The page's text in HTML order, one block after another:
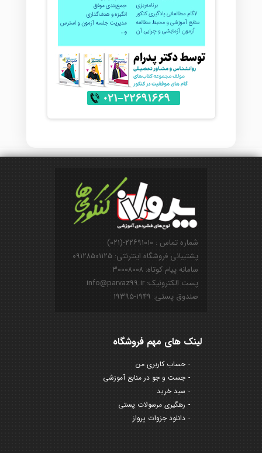
شماره تماس : ۲۲۶۹۱۰۱۰-(۰۲۱)
پشتیبانی فروشگاه اینترنتی: ۰۹۱۲۸۵۰۱۱۲۵
سامانه پیام کوتاه: ۳۰۰۰۸۰۰۸
پست الکترونیک: info@parvaz99.ir
صندوق پستی: ۱۹۴۹-۱۹۳۹۵
لینک های مهم فروشگاه
حساب کاربری من
جست و جو در منابع آموزشی
سبد خرید
رهگیری مرسولات پستی
دانلود جزوات پرواز